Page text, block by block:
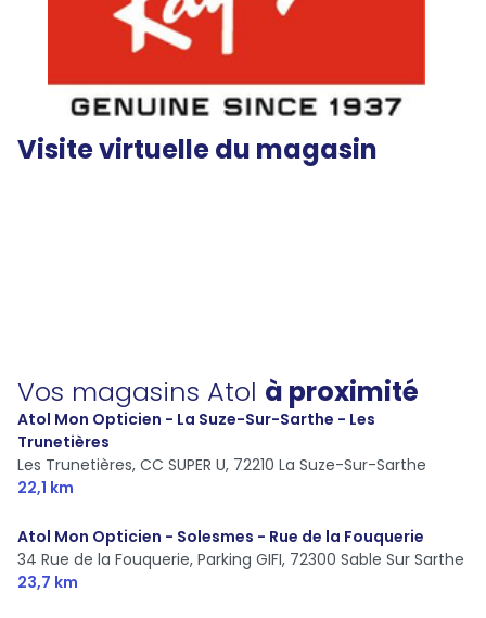
Visite virtuelle du magasin
Vos magasins Atol à proximité
Atol Mon Opticien - La Suze-Sur-Sarthe - Les
Trunetières
Les Trunetières, CC SUPER U, 72210 La Suze-Sur-Sarthe
22,1 km
Atol Mon Opticien - Solesmes - Rue de la Fouquerie
34 Rue de la Fouquerie, Parking GIFI, 72300 Sable Sur Sarthe
23,7 km